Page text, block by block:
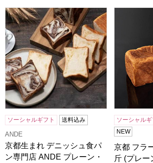
京都生まれ デニッシュ食パン専門店
ソーシャルギフト 送料込み
ANDE
京都生まれ デニッシュ食パ
ン専門店 ANDE プレーン・
ソーシャルギ
NEW
京都 フラ
斤 (プレー